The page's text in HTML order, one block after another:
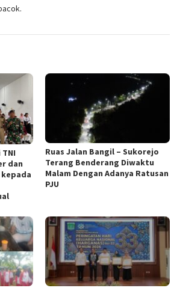
dan
Ruas Jalan Bangil – Sukorejo
Terang Benderang Diwaktu
Malam Dengan Adanya Ratusan
PJU